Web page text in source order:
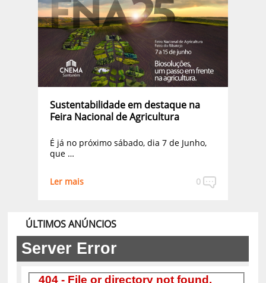
Sustentabilidade em destaque na
Feira Nacional de Agricultura
É já no próximo sábado, dia 7 de Junho,
que …
0
Ler mais
ÚLTIMOS ANÚNCIOS